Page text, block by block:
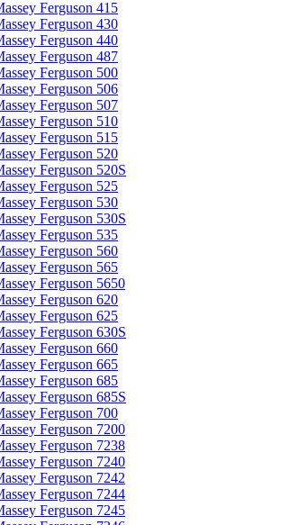
Ferguson 415
Ferguson 430
Ferguson 440
Ferguson 487
Ferguson 500
Ferguson 506
Ferguson 507
Ferguson 510
Ferguson 515
Ferguson 520
Ferguson 520S
Ferguson 525
Ferguson 530
Ferguson 530S
Ferguson 535
Ferguson 560
Ferguson 565
Ferguson 5650
Ferguson 620
Ferguson 625
Ferguson 630S
Ferguson 660
Ferguson 665
Ferguson 685
Ferguson 685S
Ferguson 700
Ferguson 7200
Ferguson 7238
Ferguson 7240
Ferguson 7242
Ferguson 7244
Ferguson 7245